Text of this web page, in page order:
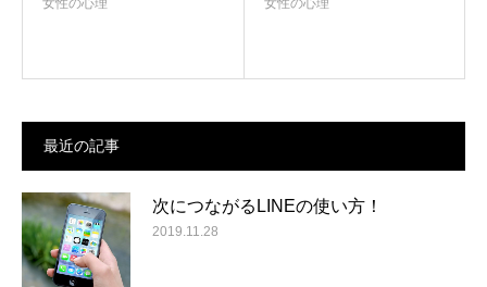
最近の記事
次につながるLINEの使い方！
2019.11.28